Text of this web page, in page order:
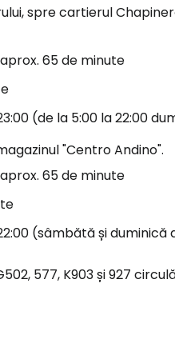
spre cartierul
65 de minute
(de la 5:00 la 22:00
"Centro Andino".
65 de minute
(sâmbătă și duminică
G502, 577, K903 și 927